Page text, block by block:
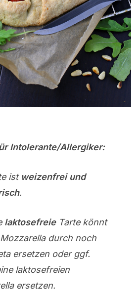
Intolerante/Allergiker:
ist weizenfrei und
.
laktosefreieTarte könnt
durch noch
ersetzen oder ggf.
laktosefreien
ersetzen.